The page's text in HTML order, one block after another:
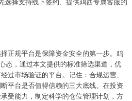
正规平台是保障资金安全的第一步。鸡
态，通过本文提供的标准筛选渠道，优
过市场验证的平台。记住：合规运营、
平台是否值得信赖的三大底线。在投资
受能力，制定科学的仓位管理计划，方